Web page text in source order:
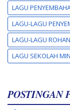
LAGU
LAGU-LAGU
LAGU-LAGU
LAGU SEKOLAH
POSTINGAN